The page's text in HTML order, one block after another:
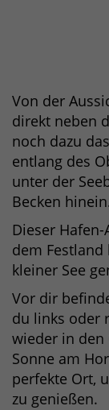
Von der
direkt neben
noch dazu
entlang des
unter der
Becken
Dieser
dem
kleiner See
Vor dir
du links oder
wieder in den
Sonne am
perfekte Ort,
zu genießen.